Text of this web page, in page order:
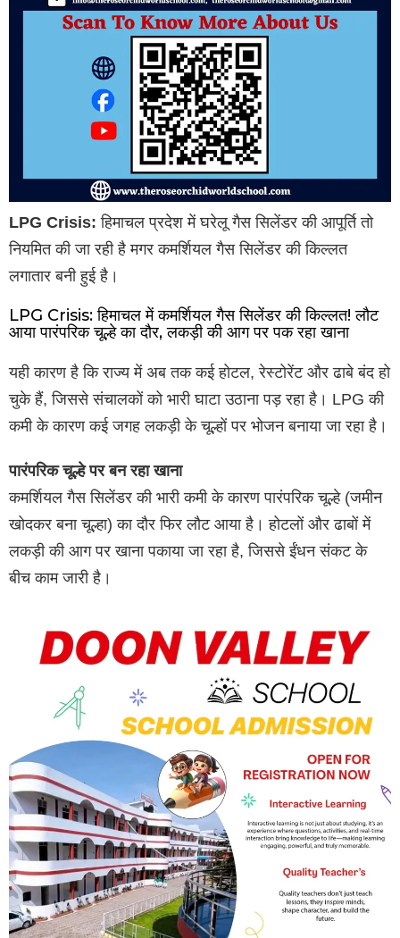
LPG Crisis: हिमाचल प्रदेश में घरेलू गैस सिलेंडर की आपूर्ति तो
नियमित की जा रही है मगर कमर्शियल गैस सिलेंडर की किल्लत
लगातार बनी हुई है।
LPG Crisis: हिमाचल में कमर्शियल गैस सिलेंडर की किल्लत! लौट
आया पारंपरिक चूल्हे का दौर, लकड़ी की आग पर पक रहा खाना
यही कारण है कि राज्य में अब तक कई होटल, रेस्टोरेंट और ढाबे बंद हो
चुके हैं, जिससे संचालकों को भारी घाटा उठाना पड़ रहा है। LPG की
कमी के कारण कई जगह लकड़ी के चूल्हों पर भोजन बनाया जा रहा है।
पारंपरिक चूल्हे पर बन रहा खाना
कमर्शियल गैस सिलेंडर की भारी कमी के कारण पारंपरिक चूल्हे (जमीन
खोदकर बना चूल्हा) का दौर फिर लौट आया है। होटलों और ढाबों में
लकड़ी की आग पर खाना पकाया जा रहा है, जिससे ईंधन संकट के
बीच काम जारी है।